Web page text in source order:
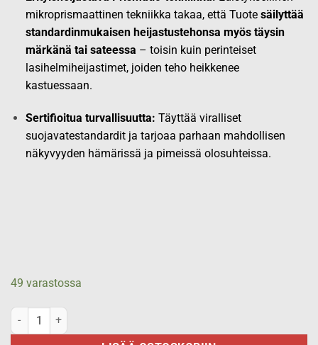
mikroprismaattinen tekniikka takaa, että Tuote säilyttää
standardinmukaisen heijastustehonsa myös täysin
märkänä tai sateessa – toisin kuin perinteiset
lasihelmiheijastimet, joiden teho heikkenee
kastuessaan.
Sertifioitua turvallisuutta: Täyttää viralliset
suojavatestandardit ja tarjoaa parhaan mahdollisen
näkyvyyden hämärissä ja pimeissä olosuhteissa.
49 varastossa
Police Prismatic heijastin, 50x100mm, tarrataustainen, 2kpl määrä